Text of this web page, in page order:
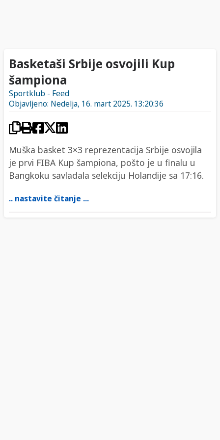
Basketaši Srbije osvojili Kup
šampiona
Sportklub - Feed
Objavljeno: Nedelja, 16. mart 2025. 13:20:36
Muška basket 3×3 reprezentacija Srbije osvojila
je prvi FIBA Kup šampiona, pošto je u finalu u
Bangkoku savladala selekciju Holandije sa 17:16.
.. nastavite čitanje ...